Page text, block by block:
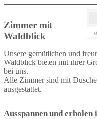
«
Zimmer mit
Waldblick
Unsere gemütlichen und
Waldblick bieten mit ihrer
bei uns.
Alle Zimmer sind mit
ausgestattet.
Ausspannen und